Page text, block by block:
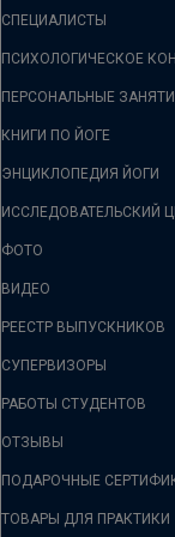
СПЕЦИАЛИСТЫ
ПСИХОЛОГИЧЕСКОЕ
ПЕРСОНАЛЬНЫЕ
КНИГИ ПО ЙОГЕ
ЭНЦИКЛОПЕДИЯ ЙОГИ
ИССЛЕДОВАТЕЛЬСКИЙ
ФОТО
ВИДЕО
РЕЕСТР ВЫПУСКНИКОВ
СУПЕРВИЗОРЫ
РАБОТЫ СТУДЕНТОВ
ОТЗЫВЫ
ПОДАРОЧНЫЕ
ТОВАРЫ ДЛЯ ПРАКТИКИ